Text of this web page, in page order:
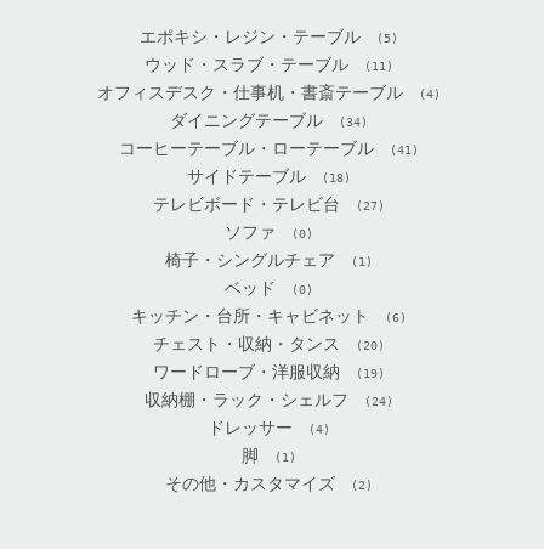
エポキシ・レジン・テーブル (5)
ウッド・スラブ・テーブル (11)
オフィスデスク・仕事机・書斎テーブル (4)
ダイニングテーブル (34)
コーヒーテーブル・ローテーブル (41)
サイドテーブル (18)
テレビボード・テレビ台 (27)
ソファ (0)
椅子・シングルチェア (1)
ベッド (0)
キッチン・台所・キャビネット (6)
チェスト・収納・タンス (20)
ワードローブ・洋服収納 (19)
収納棚・ラック・シェルフ (24)
ドレッサー (4)
脚 (1)
その他・カスタマイズ (2)